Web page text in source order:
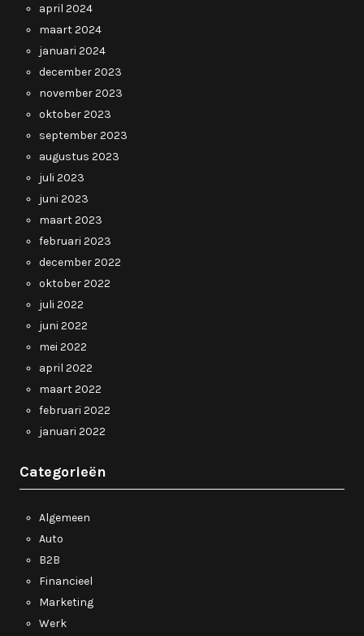
april 2024
maart 2024
januari 2024
december 2023
november 2023
oktober 2023
september 2023
augustus 2023
juli 2023
juni 2023
maart 2023
februari 2023
december 2022
oktober 2022
juli 2022
juni 2022
mei 2022
april 2022
maart 2022
februari 2022
januari 2022
Categorieën
Algemeen
Auto
B2B
Financieel
Marketing
Werk